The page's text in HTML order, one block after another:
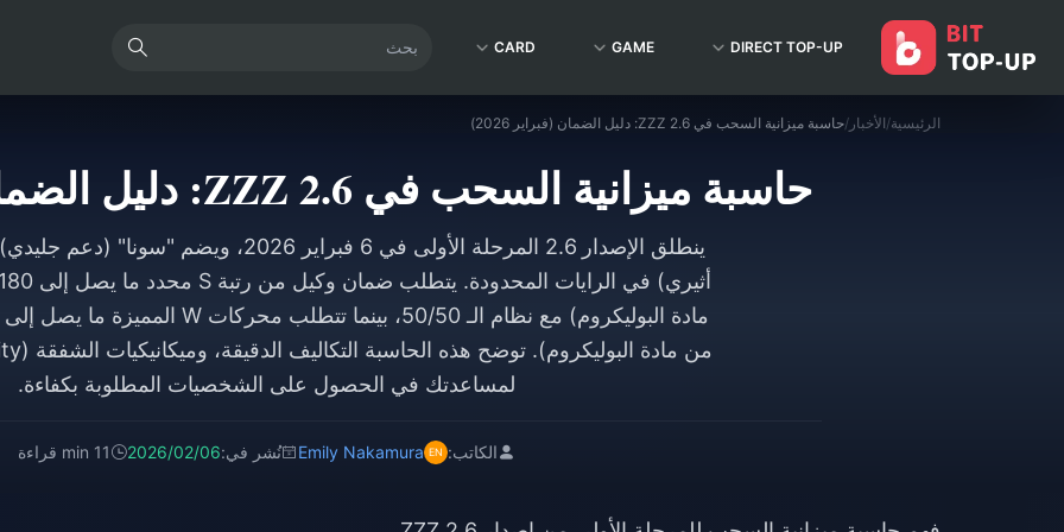
DIRECT TOP-UP
GAME
CARD
الرئيسية/الأخبار /حاسبة ميزانية السحب في ZZZ 2.6: دليل الضمان (فبراير 2026)
حاسبة ميزانية السحب في ZZZ 2.6: دليل الضمان (فبراير 2026)
ينطلق الإصدار 2.6 المرحلة الأولى في 6 فبراير 2026،
لمساعدتك في الحصول على الشخصيات المطلوبة بكفاءة.
الكاتب: Emily Nakamura نُشر في:2026/02/06 11 min قراءة